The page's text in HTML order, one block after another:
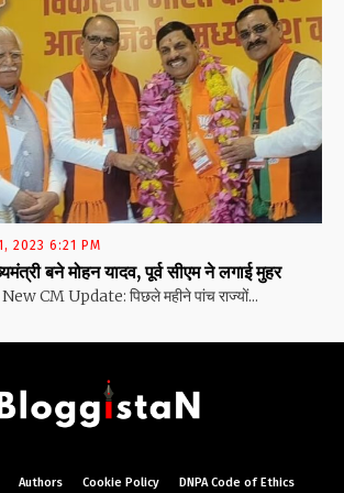
2023 6:21 PM
बने मोहन यादव, पूर्व सीएम ने लगाई मुहर
CM Update: पिछले महीने पांच राज्यों...
Authors Cookie Policy DNPA Code of Ethics